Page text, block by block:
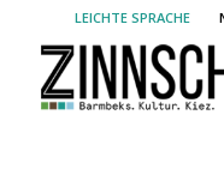
LEICHTE SPRACHE